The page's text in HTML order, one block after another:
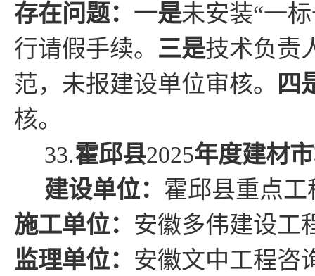
存在问题： 一是未安装“一
行请假手续。 三是技术负责
范，未报建设单位审核。
四
核。
33.霍邱县2025年度建材
建设单位： 霍邱县重点工
施工单位： 安徽多伟建设工
监理单位： 安徽文中工程咨